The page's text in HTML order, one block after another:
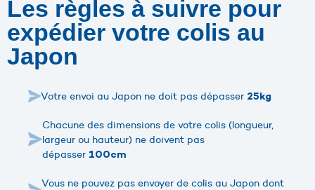
Les règles à suivre pour
expédier votre colis au
Japon
Votre envoi au Japon ne doit pas dépasser 25kg
Chacune des dimensions de votre colis (longueur,
largeur ou hauteur) ne doivent pas
dépasser100cm
Vous ne pouvez pas envoyer de colis au Japon dont